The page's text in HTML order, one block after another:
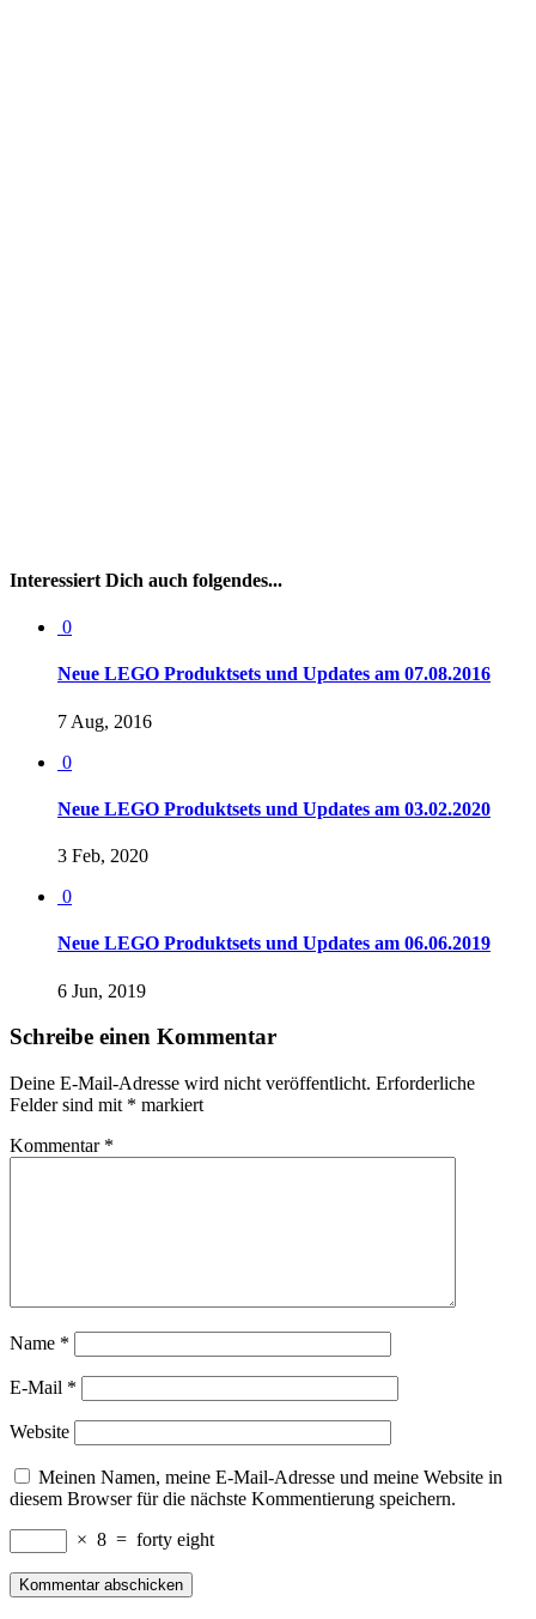
Interessiert Dich auch folgendes...
0
Neue LEGO Produktsets und Updates am 07.08.2016
7 Aug, 2016
0
Neue LEGO Produktsets und Updates am 03.02.2020
3 Feb, 2020
0
Neue LEGO Produktsets und Updates am 06.06.2019
6 Jun, 2019
Schreibe einen Kommentar
Deine E-Mail-Adresse wird nicht veröffentlicht. Erforderliche
Felder sind mit * markiert
Kommentar *
Name *
E-Mail *
Website
Meinen Namen, meine E-Mail-Adresse und meine Website in
diesem Browser für die nächste Kommentierung speichern.
× 8 = forty eight